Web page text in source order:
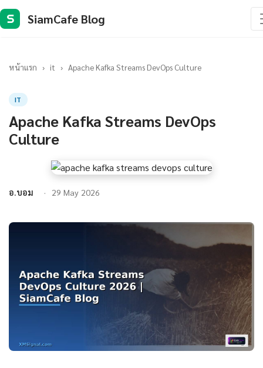
S SiamCafe Blog
หน้าแรก › it › Apache Kafka Streams DevOps Culture
IT
Apache Kafka Streams DevOps
Culture
อ.บอม 29 May 2026